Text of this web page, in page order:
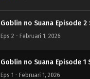
Goblin no Suana Episode
Eps 2 - Februari 1, 2026
Goblin no Suana Episode
Eps 1 - Februari 1, 2026